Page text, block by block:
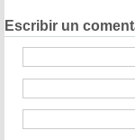
Escribir un